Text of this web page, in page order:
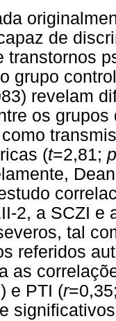
de
transtornos
grupo
revelam
os
(t=2,81; p
2, a SCZI e
tal
referidos
as
e PTI (r